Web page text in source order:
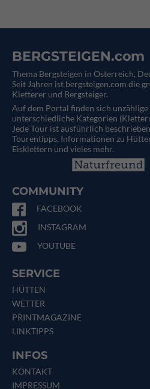
BERGSTEIGEN.com
Thema Bergsteigen in Österreich,
Seit Jahren ist bergsteigen.com die
Kletterer und Bergsteiger.
Auf dem Portal finden sich
unterschiedliche Kategorien
Jede Tour ist ausführlich
Tourentipps, Informationen zu
Eisklettern und vieles mehr.
COMMUNITY
FACEBOOK
INSTAGRAM
YOUTUBE
SERVICE
HÜTTEN
WETTER
PRINTMAGAZINE
LINKTIPPS
INFOS
KONTAKT
IMPRESSUM